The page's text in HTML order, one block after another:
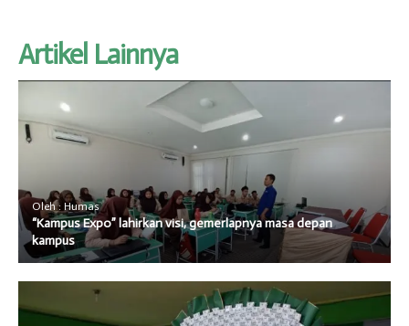
Artikel Lainnya
Oleh : Humas
“Kampus Expo” lahirkan visi, gemerlapnya masa depan
kampus